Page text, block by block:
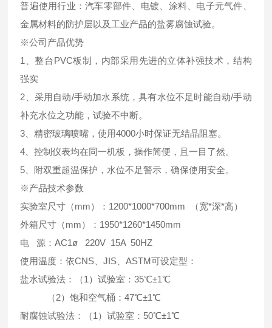
普遍使用行业：汽车零部件、电镀、涂料、电子元气件、
金属材料的防护层以及工业产品的盐雾腐蚀试验。
※公司产品优势
1、整台PVC板制，内部采用先进的立体补强技术，结构
强实
2、采用自动/手动加水系统，具有水位不足时能自动/手动
补充水位之功能，试验不中断。
3、精密玻璃喷嘴，使用4000小时保证无结晶阻塞。
4、控制仪表均在同一机板，操作简便，且一目了然。
5、附双重超温保护，水位不足警示，确保使用安全。
※产品技术参数
实验室尺寸（mm）：1200*1000*700mm （宽*深*高）
外箱尺寸（mm）：1950*1260*1450mm
电 源：AC1ø 220V 15A 50HZ
使用温度：依CNS、JIS、ASTM可设定型：
盐水试验法：（1）试验室：35℃±1℃
（2）饱和空气桶：47℃±1℃
耐腐蚀试验法：（1）试验室：50℃±1℃